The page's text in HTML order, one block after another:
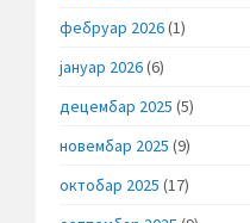
фебруар 2026(1)
јануар 2026(6)
децембар 2025 (5)
новембар 2025 (9)
октобар 2025 (17)